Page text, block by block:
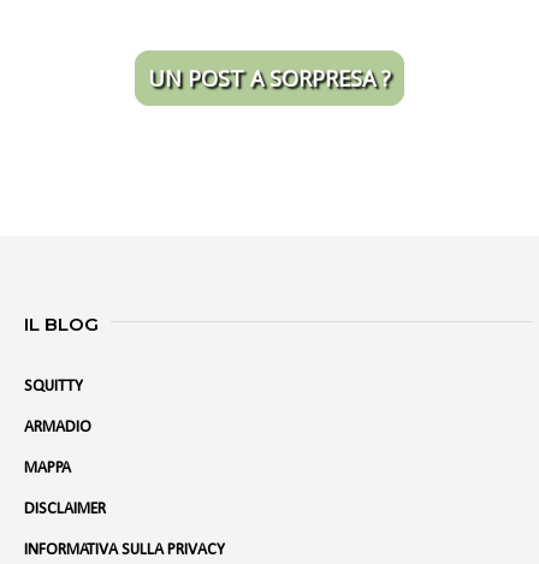
UN POST A SORPRESA ?
IL BLOG
SQUITTY
ARMADIO
MAPPA
DISCLAIMER
INFORMATIVA SULLA PRIVACY